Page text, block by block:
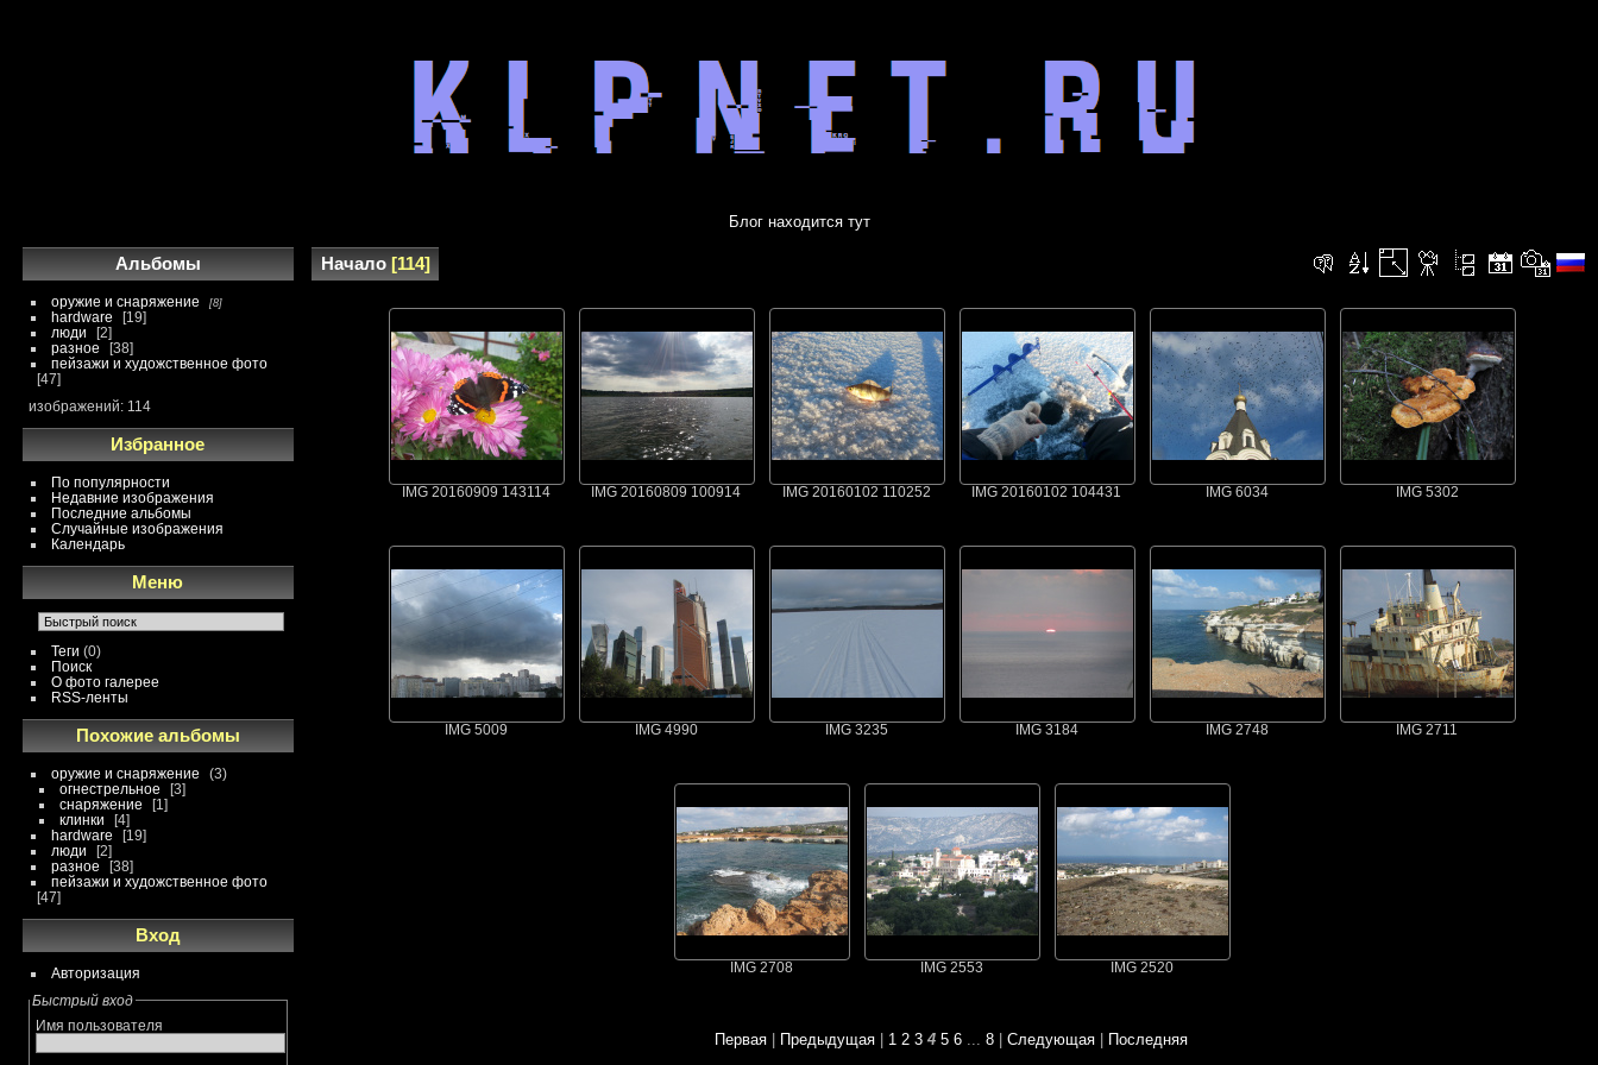
Блог находится тут
Альбомы
оружие и снаряжение 8
hardware
19
люди
2
разное
38
пейзажи и художственное фото
47
изображений: 114
Избранное
По популярности
Недавние изображения
Последние альбомы
Случайные изображения
Календарь
Меню
Теги (0)
Поиск
О фото галерее
RSS-ленты
Похожие альбомы
оружие и снаряжение
3
огнестрельное
3
снаряжение
1
клинки
4
hardware
19
люди
2
разное
38
пейзажи и художственное фото
47
Вход
Авторизация
Быстрый вход
Имя пользователя
Начало 114
IMG 20160909 143114 IMG 20160809 100914 IMG 20160102 110252 IMG 20160102 104431 IMG 6034 IMG 5302
IMG 5009 IMG 4990 IMG 3235 IMG 3184 IMG 2748 IMG 2711
IMG 2708 IMG 2553 IMG 2520
Первая Предыдущая 1 2 3 4 5 6 8 Следующая Последняя